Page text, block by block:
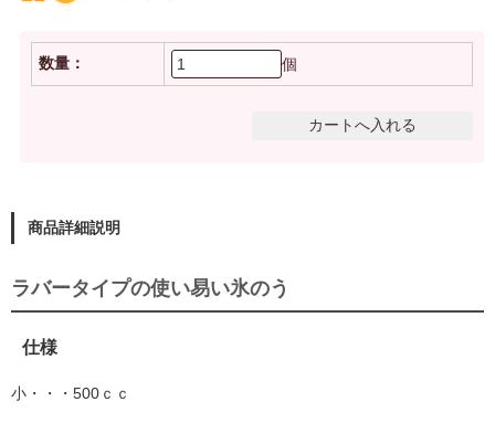
数量： 個
商品詳細説明
ラバータイプの使い易い氷のう
仕様
小・・・500ｃｃ